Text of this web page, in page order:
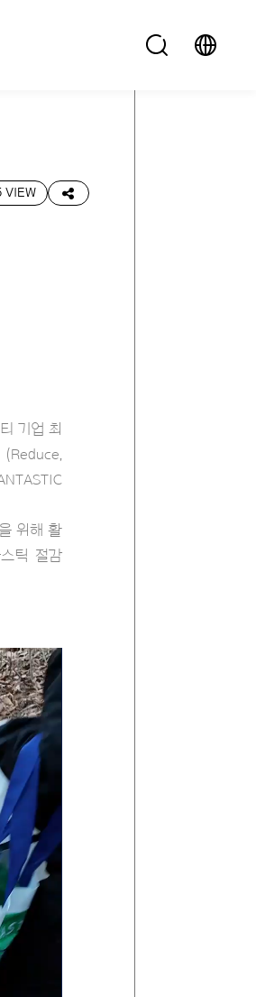
VIEW
기업 최
위해 활
틱 절감